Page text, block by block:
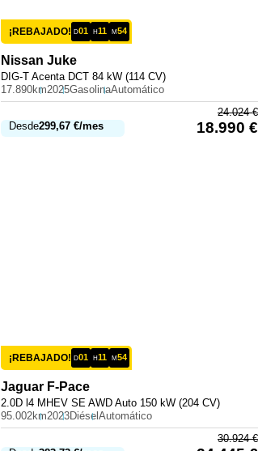
¡REBAJADO! D01 H11 M54
Nissan Juke
DIG-T Acenta DCT 84 kW (114 CV)
17.890km2025GasolinaAutomático
Desde299,67 €/mes
24.024€
18.990 €
¡REBAJADO! D01 H11 M54
Jaguar F-Pace
2.0D l4 MHEV SE AWD Auto 150 kW (204 CV)
95.002km2023Diésel Automático
30.924€